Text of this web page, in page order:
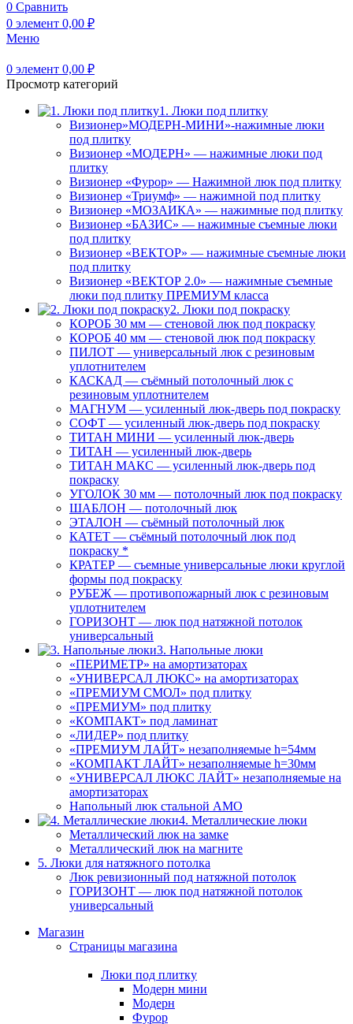
0 Сравнить
0 элемент 0,00 ₽
Меню
0 элемент 0,00 ₽
Просмотр категорий
1. Люки под плитку
Визионер»МОДЕРН-МИНИ»-нажимные люки
под плитку
Визионер «МОДЕРН» — нажимные люки под
плитку
Визионер «Фурор» — Нажимной люк под плитку
Визионер «Триумф» — нажимной под плитку
Визионер «МОЗАИКА» — нажимные под плитку
Визионер «БАЗИС» — нажимные съемные люки
под плитку
Визионер «ВЕКТОР» — нажимные съемные люки
под плитку
Визионер «ВЕКТОР 2.0» — нажимные съемные
люки под плитку ПРЕМИУМ класса
2. Люки под покраску
КОРОБ 30 мм — стеновой люк под покраску
КОРОБ 40 мм — стеновой люк под покраску
ПИЛОТ — универсальный люк с резиновым
уплотнителем
КАСКАД — съёмный потолочный люк с
резиновым уплотнителем
МАГНУМ — усиленный люк-дверь под покраску
СОФТ — усиленный люк-дверь под покраску
ТИТАН МИНИ — усиленный люк-дверь
ТИТАН — усиленный люк-дверь
ТИТАН МАКС — усиленный люк-дверь под
покраску
УГОЛОК 30 мм — потолочный люк под покраску
ШАБЛОН — потолочный люк
ЭТАЛОН — съёмный потолочный люк
КАТЕТ — съёмный потолочный люк под
покраску *
КРАТЕР — съемные универсальные люки круглой
формы под покраску
РУБЕЖ — противопожарный люк с резиновым
уплотнителем
ГОРИЗОНТ — люк под натяжной потолок
универсальный
3. Напольные люки
«ПЕРИМЕТР» на амортизаторах
«УНИВЕРСАЛ ЛЮКС» на амортизаторах
«ПРЕМИУМ СМОЛ» под плитку
«ПРЕМИУМ» под плитку
«КОМПАКТ» под ламинат
«ЛИДЕР» под плитку
«ПРЕМИУМ ЛАЙТ» незаполняемые h=54мм
«КОМПАКТ ЛАЙТ» незаполняемые h=30мм
«УНИВЕРСАЛ ЛЮКС ЛАЙТ» незаполняемые на
амортизаторах
Напольный люк стальной АМО
4. Металлические люки
Металлический люк на замке
Металлический люк на магните
5. Люки для натяжного потолка
Люк ревизионный под натяжной потолок
ГОРИЗОНТ — люк под натяжной потолок
универсальный
Магазин
Страницы магазина
Люки под плитку
Модерн мини
Модерн
Фурор